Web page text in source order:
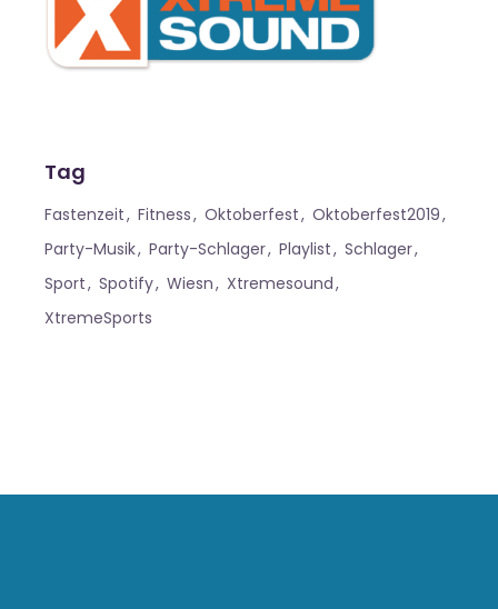
Tag
Fastenzeit Fitness Oktoberfest
Oktoberfest2019
Party-Musik
Party-Schlager Playlist
Schlager
Sport
Spotify Wiesn
Xtremesound
XtremeSports